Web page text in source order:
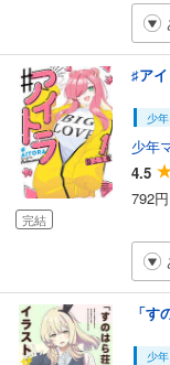
完結
♯ア
少
少年
4.5
792
「
少